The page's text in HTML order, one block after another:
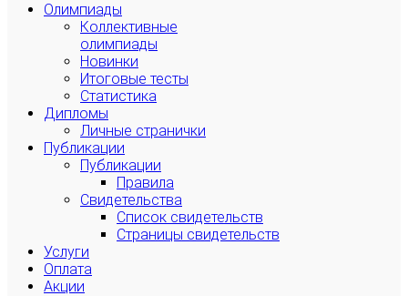
Олимпиады
Коллективные
олимпиады
Новинки
Итоговые тесты
Статистика
Дипломы
Личные странички
Публикации
Публикации
Правила
Свидетельства
Список свидетельств
Страницы свидетельств
Услуги
Оплата
Акции